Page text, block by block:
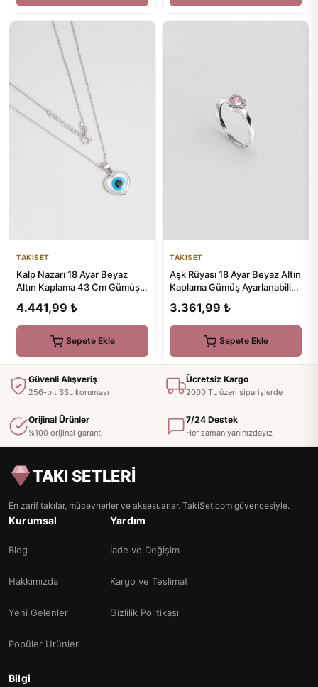
TAKISET
Kalp Nazarı 18 Ayar Beyaz
Altın Kaplama 43 Cm Gümüş
4.441,99 ₺
Sepete Ekle
TAKISET
Aşk Rüyası 18 Ayar Beyaz Altın
Kaplama Gümüş Ayarlanabilir
3.361,99 ₺
Sepete Ekle
Güvenli Alışveriş
256-bit SSL koruması
Ücretsiz Kargo
2000 TL üzeri siparişlerde
Orijinal Ürünler
%100 orijinal garanti
7/24 Destek
Her zaman yanınızdayız
TAKI SETLERİ
En zarif takılar, mücevherler ve aksesuarlar. TakiSet.com güvencesiyle.
Kurumsal
Blog
Hakkımızda
Yeni Gelenler
Popüler Ürünler
Yardım
İade ve Değişim
Kargo ve Teslimat
Gizlilik Politikası
Bilgi